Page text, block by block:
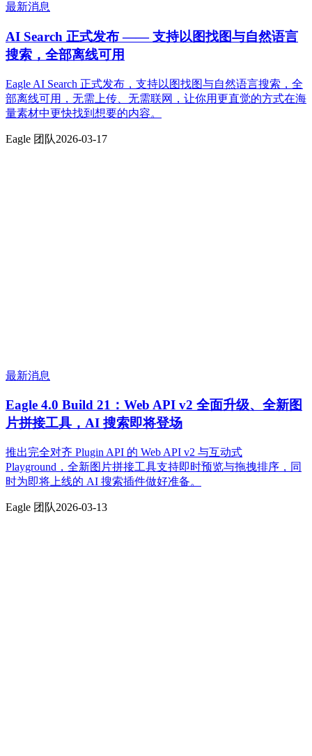
最新消息
AI Search 正式发布 —— 支持以图找图与自然语言
搜索，全部离线可用
Eagle AI Search 正式发布，支持以图找图与自然语言搜索，全
部离线可用，无需上传、无需联网，让你用更直觉的方式在海
量素材中更快找到想要的内容。
Eagle 团队2026-03-17
最新消息
Eagle 4.0 Build 21：Web API v2 全面升级、全新图
片拼接工具，AI 搜索即将登场
推出完全对齐 Plugin API 的 Web API v2 与互动式
Playground，全新图片拼接工具支持即时预览与拖拽排序，同
时为即将上线的 AI 搜索插件做好准备。
Eagle 团队2026-03-13